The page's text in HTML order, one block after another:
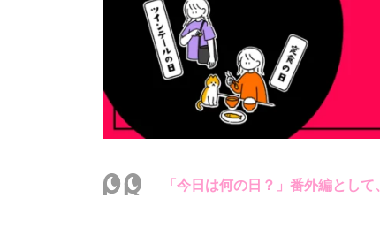
「今日は何の日？」番外編とし